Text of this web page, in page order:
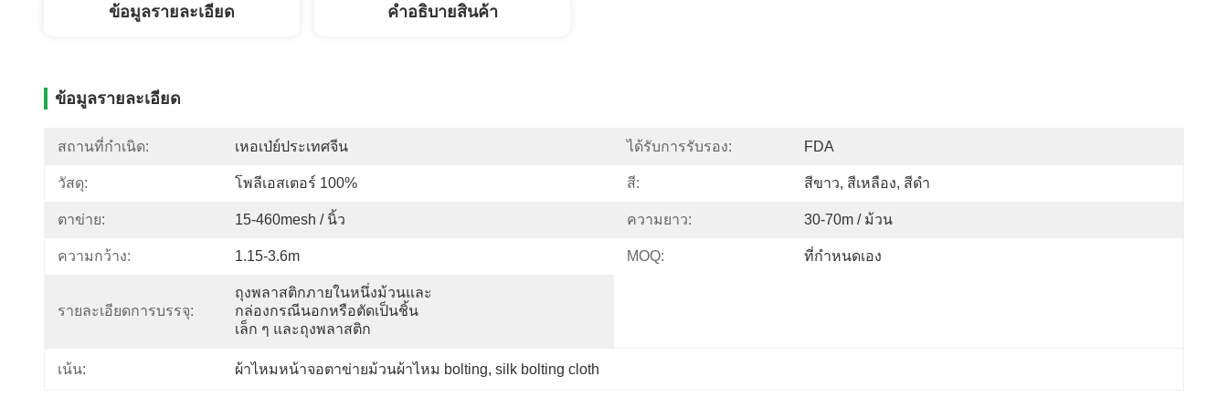
ข้อมูลรายละเอียด คําอธิบายสินค้า
ข้อมูลรายละเอียด
สถานที่กำเนิด: เหอเป่ย์ประเทศจีน ได้รับการรับรอง: FDA
วัสดุ: โพลีเอสเตอร์ 100% สี: สีขาว, สีเหลือง, สีดำ
ตาข่าย: 15-460mesh / นิ้ว ความยาว: 30-70m / ม้วน
ความกว้าง: 1.15-3.6m MOQ: ที่กำหนดเอง
รายละเอียดการบรรจุ:
ถุงพลาสติกภายในหนึ่งม้วนและ
กล่องกรณีนอกหรือตัดเป็นชิ้น
เล็ก ๆ และถุงพลาสติก
เน้น: ผ้าไหมหน้าจอตาข่ายม้วนผ้าไหม bolting, silk bolting cloth